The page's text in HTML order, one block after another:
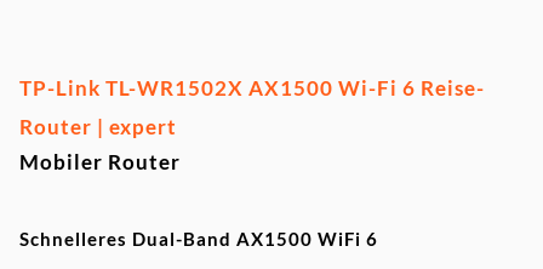
TP-Link TL-WR1502X AX1500 Wi-Fi 6 Reise-
Router | expert
Mobiler Router
Schnelleres Dual-Band AX1500 WiFi 6